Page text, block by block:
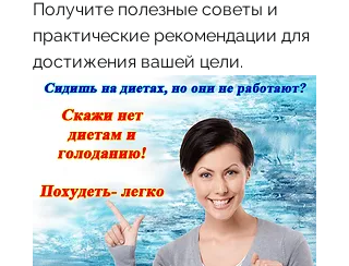
Получите полезные советы и
практические рекомендации для
достижения вашей цели.